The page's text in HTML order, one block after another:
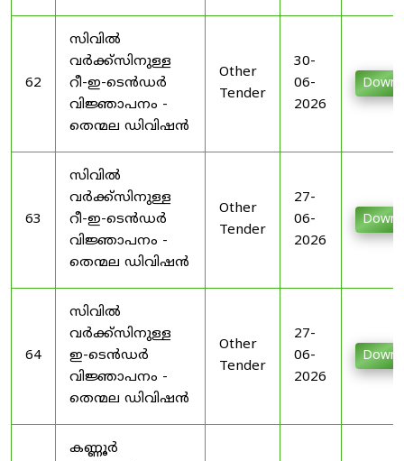
62
സിവിൽ
വർക്ക്സിനുള്ള
റീ-ഇ-ടെൻഡർ
വിജ്ഞാപനം -
തെന്മല ഡിവിഷൻ
Other
Tender
30-
06-
2026
63
സിവിൽ
വർക്ക്സിനുള്ള
റീ-ഇ-ടെൻഡർ
വിജ്ഞാപനം -
തെന്മല ഡിവിഷൻ
Other
Tender
27-
06-
2026
64
സിവിൽ
വർക്ക്സിനുള്ള
ഇ-ടെൻഡർ
വിജ്ഞാപനം -
തെന്മല ഡിവിഷൻ
Other
Tender
27-
06-
2026
കണ്ണൂർ